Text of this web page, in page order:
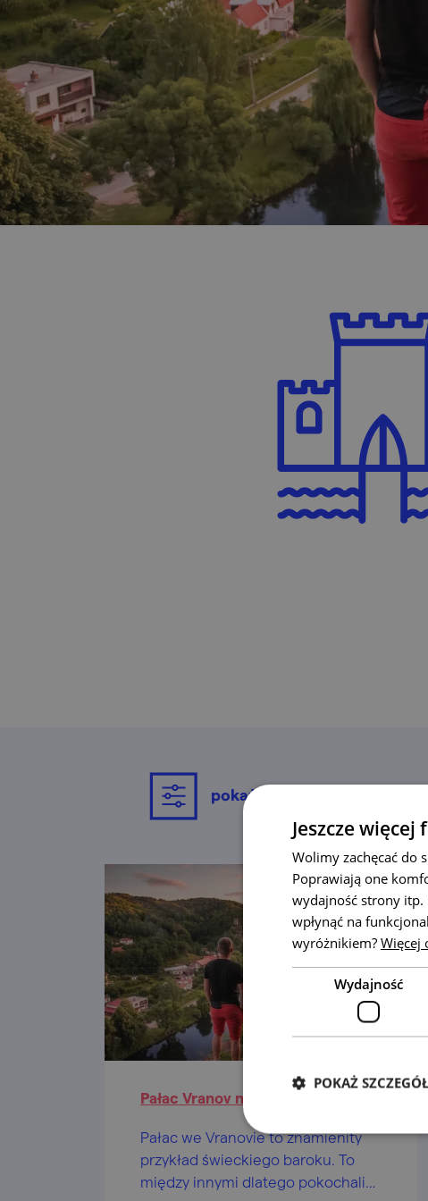
pokaż filtrowanie
Pałac Vranov nad Dyjí
Pałac we Vranovie to znamienity
przykład świeckiego baroku. To
między innymi dlatego pokochali
Jeszcze
Wolimy zachęcać do
Poprawiają one
wydajność strony itp.
wpłynąć na
wyróżnikiem? Więcej
Wydajność
POKAŻ